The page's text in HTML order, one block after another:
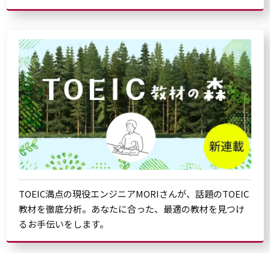
TOEIC満点の現役エンジニアMORIさんが、話題のTOEIC
教材を徹底分析。あなたに合った、最適の教材を見つけ
るお手伝いをします。